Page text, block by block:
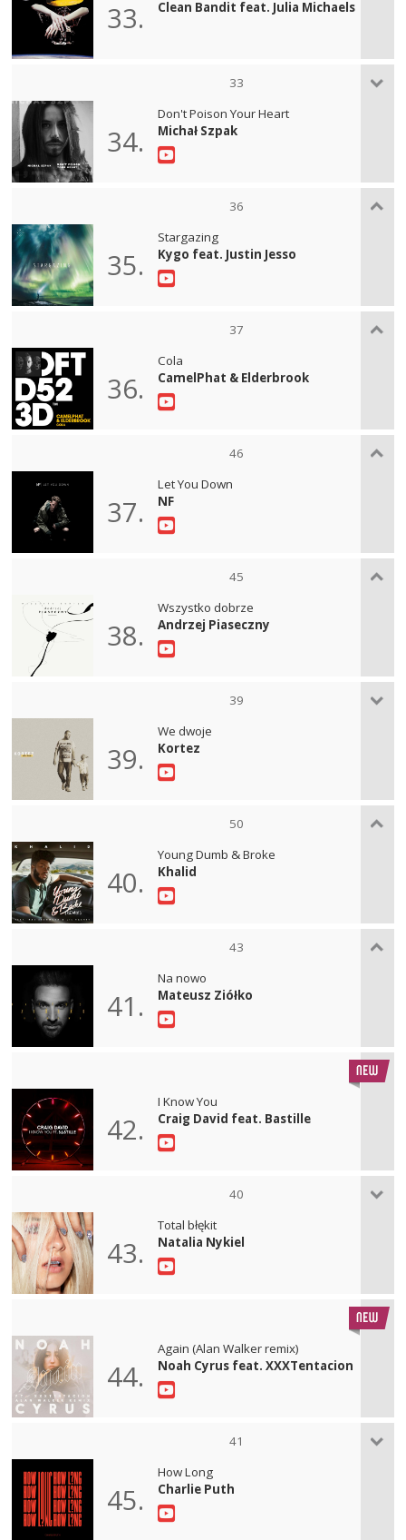
33. Clean Bandit feat. Julia Michaels
33
34.
Don't Poison Your Heart
Michał Szpak
36
35.
Stargazing
Kygo feat. Justin Jesso
37
36.
Cola
CamelPhat & Elderbrook
46
37.
Let You Down
NF
45
38.
Wszystko dobrze
Andrzej Piaseczny
39
39.
We dwoje
Kortez
50
40.
Young Dumb & Broke
Khalid
43
41.
Na nowo
Mateusz Ziółko
42.
I Know You
Craig David feat. Bastille
40
43.
Total błękit
Natalia Nykiel
44.
Again (Alan Walker remix)
Noah Cyrus feat. XXXTentacion
41
45.
How Long
Charlie Puth